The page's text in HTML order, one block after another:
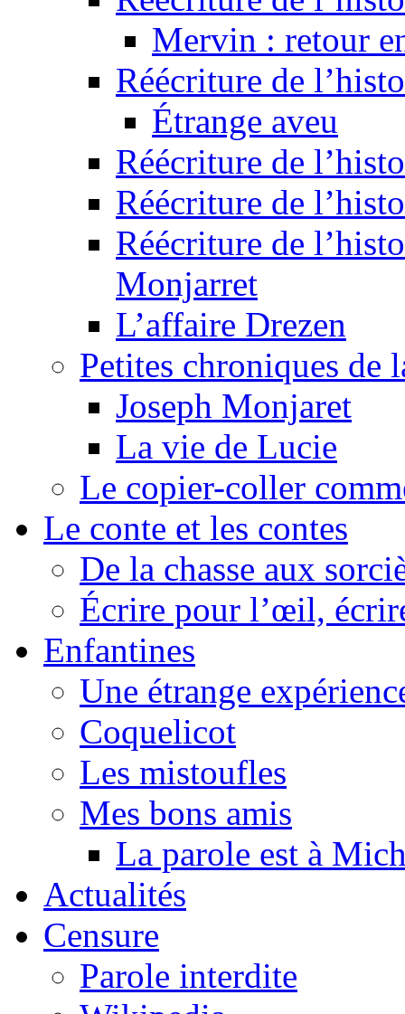
Mervin : retour
Réécriture de
Étrange aveu
Réécriture de
Réécriture de
Réécriture de
Monjarret
L’affaire Drezen
Petites chroniques de
Joseph Monjaret
La vie de Lucie
Le copier-coller
Le conte et les contes
De la chasse aux
Écrire pour l’œil,
Enfantines
Une étrange
Coquelicot
Les mistoufles
Mes bons amis
La parole est à
Actualités
Censure
Parole interdite